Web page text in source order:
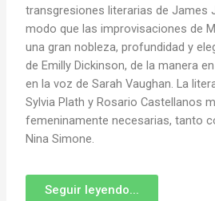
transgresiones literarias de James
modo que las improvisaciones de
una gran nobleza, profundidad y
de Emilly Dickinson, de la manera
en la voz de Sarah Vaughan. La
Sylvia Plath y Rosario Castellanos
femeninamente necesarias, tanto
Nina Simone.
Seguir leyendo...